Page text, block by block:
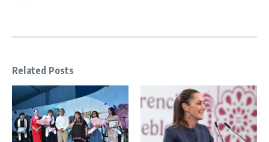
Related Posts